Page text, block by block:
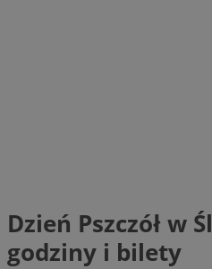
Dzień Pszczół w
godziny i bilety